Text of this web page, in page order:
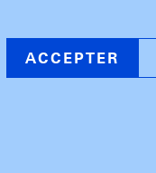
ACCEPTER